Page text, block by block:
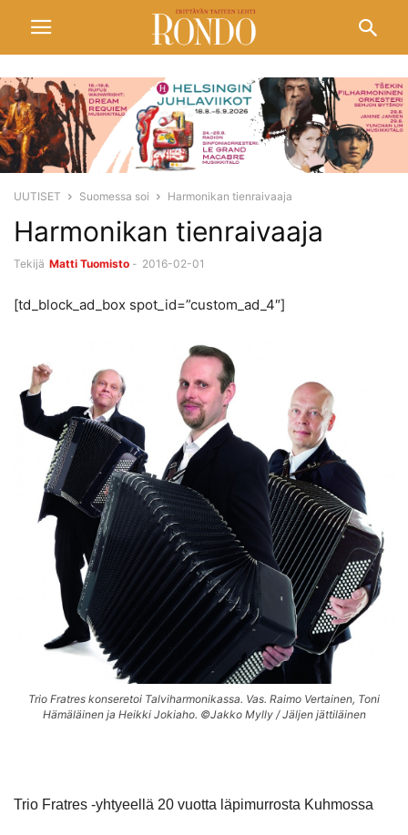
UUTISET Suomessa soi Harmonikan tienraivaaja
Harmonikan tienraivaaja
Tekijä Matti Tuomisto - 2016-02-01
[td_block_ad_box spot_id=”custom_ad_4″]
Trio Fratres konseretoi Talviharmonikassa. Vas. Raimo Vertainen, Toni
Hämäläinen ja Heikki Jokiaho. ©Jakko Mylly / Jäljen jättiläinen
Trio Fratres -yhtyeellä 20 vuotta läpimurrosta Kuhmossa